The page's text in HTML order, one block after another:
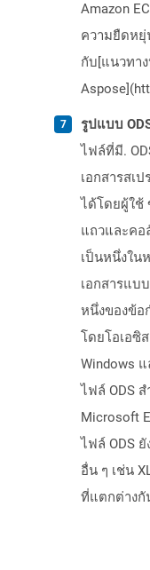
Amazon
ความยืดหยุ่
กับ[แนวทา
รูปแบบ
ไฟล์ที่มี.
เอกสารสเ
ได้โดยผู้ใช้
แถวและคอ
เป็นหนึ่งใน
เอกสารแบ
หนึ่งของข้อ
โดยโอเอซิ
Windows
ไฟล์ ODS
Microsoft
ไฟล์ ODS
อื่น ๆ เช่น
ที่แตกต่างกั